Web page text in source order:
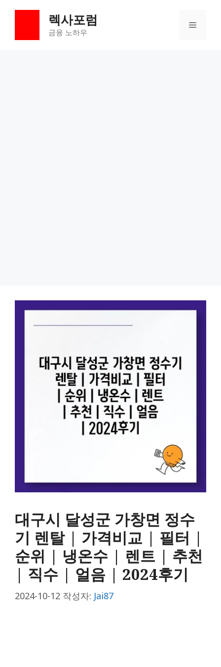
렉사포럼
금융 노하우
메
대구시 달성군 가창면 정수
기 렌탈 | 가격비교 | 필터 |
순위 | 냉온수 | 렌트 | 추천
| 직수 | 얼음 | 2024후기
2024-10-12 작성자: Jai87